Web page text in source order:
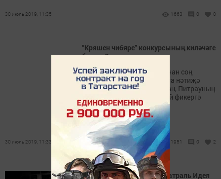
30 июль 2019, 11:35 1663 0 0
“Кряшен чибяре” конкурсының киләчәге
бармы?
“Кряшен чибяре” парадыннан соң
күңелдә ниндидер бер чорга нәтиҗә
ясаган күк булдым. Гомумән, Питрауның
20 еллыгыннан соң шундый фикергә
килдем
30 июль 2019, 11:33 1951 0 2
«Парковка» спектакле «Театраль Идел